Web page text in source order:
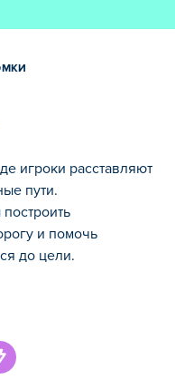
игроки расставляют
пути.
и помочь
до цели.